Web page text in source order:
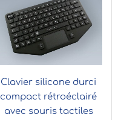
Clavier silicone durci
compact rétroéclairé
avec souris tactiles